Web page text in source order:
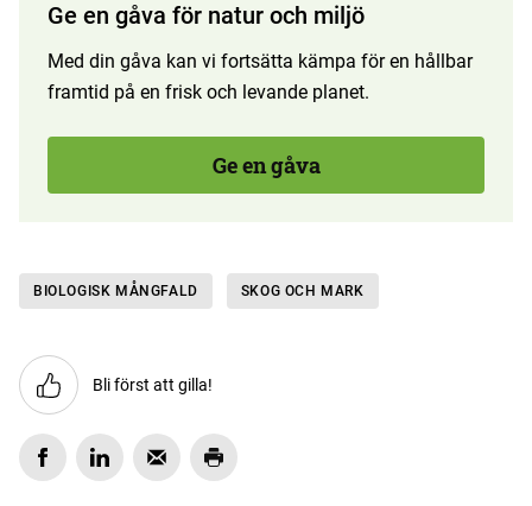
Ge en gåva för natur och miljö
Med din gåva kan vi fortsätta kämpa för en hållbar
framtid på en frisk och levande planet.
Ge en gåva
BIOLOGISK MÅNGFALD SKOG OCH MARK
Bli först att gilla!